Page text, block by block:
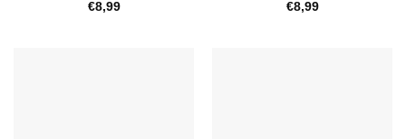
€8,99 €8,99